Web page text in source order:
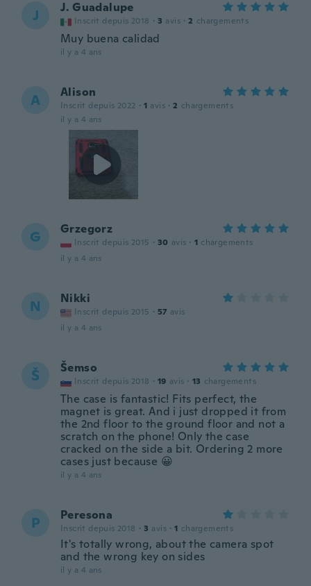
J J. Guadalupe
Inscrit depuis 2018 · 3 avis · 2 chargements
Muy buena calidad
il y a 4 ans
A Alison
Inscrit depuis 2022 · 1 avis · 2 chargements
il y a 4 ans
G Grzegorz
Inscrit depuis 2015 · 30 avis · 1 chargements
il y a 4 ans
N Nikki
Inscrit depuis 2015 · 57 avis
il y a 4 ans
Š Šemso
Inscrit depuis 2018 · 19 avis · 13 chargements
The case is fantastic! Fits perfect, the
magnet is great. And i just dropped it from
the 2nd floor to the ground floor and not a
scratch on the phone! Only the case
cracked on the side a bit. Ordering 2 more
cases just because 😀
il y a 4 ans
P Peresona
Inscrit depuis 2018 · 3 avis · 1 chargements
It's totally wrong, about the camera spot
and the wrong key on sides
il y a 4 ans